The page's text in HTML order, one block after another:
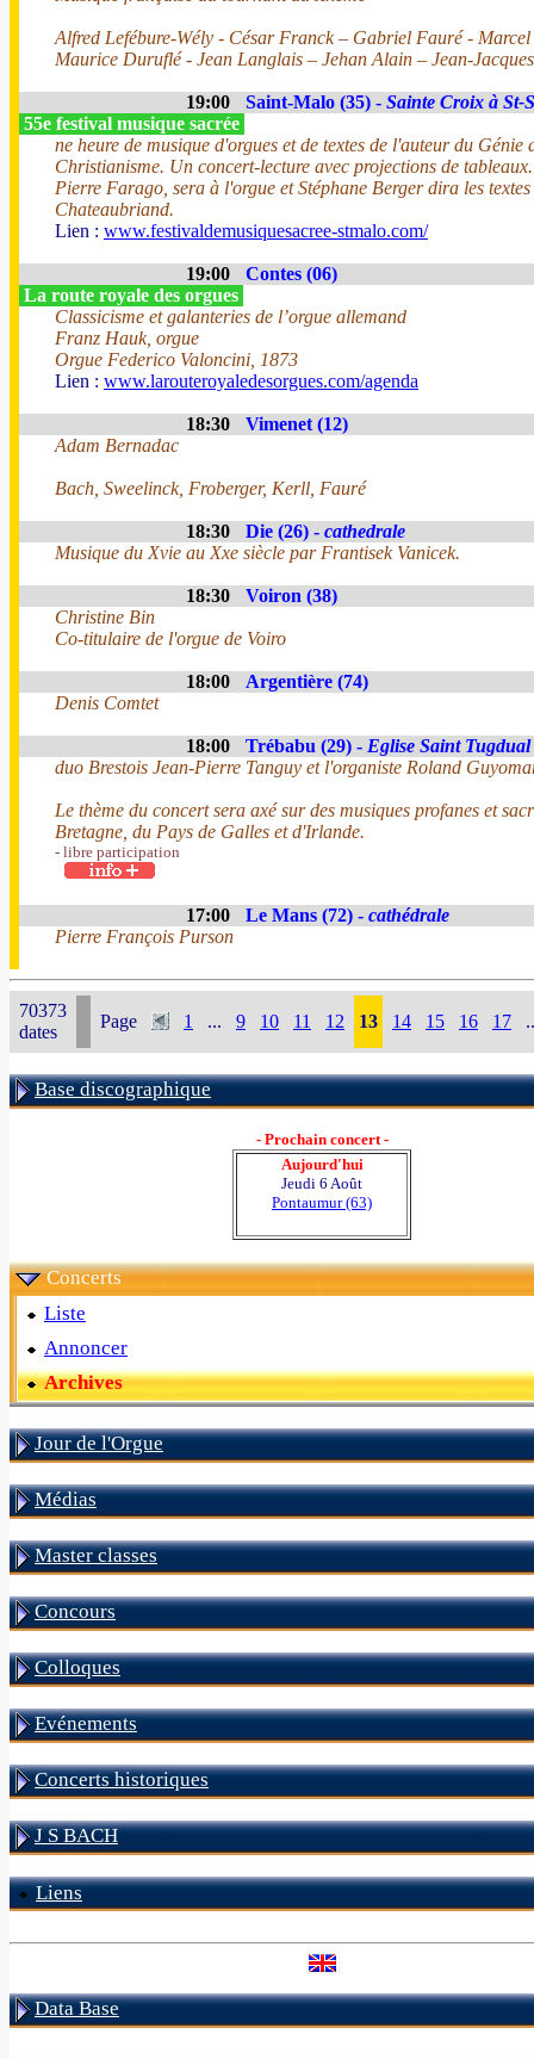
Alfred Lefébure-Wély - César Franck – Gabriel Fauré -
Maurice Duruflé - Jean Langlais – Jehan Alain – Jean-
19:00 Saint-Malo (35) - Sainte Croix à St-
55e festival musique sacrée
ne heure de musique d'orgues et de textes de l'auteur du Génie
Christianisme. Un concert-lecture avec projections de tableaux.
Pierre Farago, sera à l'orgue et Stéphane Berger dira les textes
Chateaubriand.
Lien : www.festivaldemusiquesacree-stmalo.com/
19:00
Contes (06)
La route royale des orgues
Classicisme et galanteries de l’orgue allemand
Franz Hauk, orgue
Orgue Federico Valoncini, 1873
Lien : www.larouteroyaledesorgues.com/agenda
18:30
Vimenet (12)
Adam Bernadac
Bach, Sweelinck, Froberger, Kerll, Fauré
18:30 Die (26) - cathedrale
Musique du Xvie au Xxe siècle par Frantisek Vanicek.
18:30
Voiron (38)
Christine Bin
Co-titulaire de l'orgue de Voiro
18:00
Argentière (74)
Denis Comtet
18:00 Trébabu (29) - Eglise Saint Tugdual
duo Brestois Jean-Pierre Tanguy et l'organiste Roland
Le thème du concert sera axé sur des musiques profanes et
Bretagne, du Pays de Galles et d'Irlande.
- libre participation
17:00 Le Mans (72) - cathédrale
Pierre François Purson
70373
dates
Page 1 ... 9 10 11 12 13 14 15 16 17
Base discographique
- Prochain concert -
Aujourd'hui
Jeudi 6 Août
Pontaumur (63)
Concerts
Liste
Annoncer
Archives
Jour de l'Orgue
Médias
Master classes
Concours
Colloques
Evénements
Concerts historiques
J S BACH
Liens
Data Base